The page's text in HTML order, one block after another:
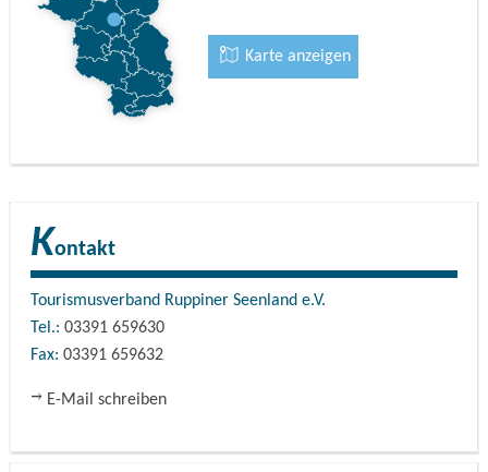
Karte anzeigen
Kontakt
Tourismusverband Ruppiner Seenland e.V.
Tel.: 03391 659630
Fax: 03391 659632
E-Mail schreiben